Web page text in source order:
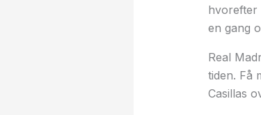
hvorefter
en gang
Real
tiden. Få
Casillas